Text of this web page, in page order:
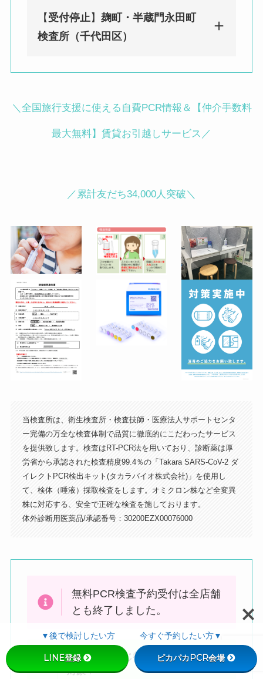
アルビル1F
渋谷駅徒歩２分／神泉駅徒歩 8 分
●渋谷駅ハチ公前からの行き方（徒歩
2分）
JR渋谷駅「ハチ公口」から降りてス
クランブル交差点をTSUTAYAの左脇
に続くセンター街入口をまっすぐ進み
ます
左手にマクドナルドが見える交差点を
右に曲がります（ケバブのお店の手前
の道）
みんなのPCR 白金台・目黒検査所
白金台駅徒歩3分／目黒駅徒歩12分
【 受付停止 】 麹町・半蔵門永田町
検査所（千代田区）
査所（千代田区）
〒102-0093 東京都千代田区平河町１
永田町駅徒歩５分
＼全国旅行支援に使える自費PCR情報＆【仲介手数料
最大無料】賃貸お引越しサービス／
／累計友だち34,000人突破＼
当検査所は、衛生検査所・検査技師・医療法人サポートセンタ
ー完備の万全な検査体制で品質に徹底的にこだわったサービス
を提供致します。検査はRT-PCR法を用いており、診断薬は厚
労省から承認された検査精度99.4％の「Takara SARS-CoV-2 ダ
イレクトPCR検出キット(タカラバイオ株式会社)」を使用し
て、検体（唾液）採取検査をします。オミクロン株など全変異
株に対応する、安全で正確な検査を施しております。
体外診断用医薬品/承認番号：30200EZX00076000
無料PCR検査予約受付は全店舗
とも終了しました。
検査会場と同じ都道府県民の方のみ
対象！
▼後で検討したい方 今すぐ予約したい方▼
LINE登録 ピカパカPCR会場